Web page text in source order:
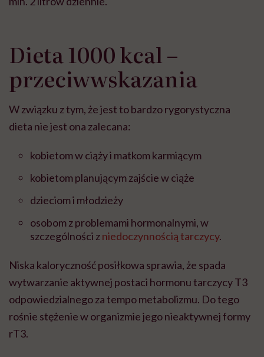
Dieta 1000 kcal –
przeciwwskazania
W związku z tym, że jest to bardzo rygorystyczna
dieta nie jest ona zalecana:
kobietom w ciąży i matkom karmiącym
kobietom planującym zajście w ciąże
dzieciom i młodzieży
osobom z problemami hormonalnymi, w
szczególności zniedoczynnością tarczycy.
Niska kaloryczność posiłkowa sprawia, że spada
wytwarzanie aktywnej postaci hormonu tarczycy T3
odpowiedzialnego za tempo metabolizmu. Do tego
rośnie stężenie w organizmie jego nieaktywnej formy
rT3.